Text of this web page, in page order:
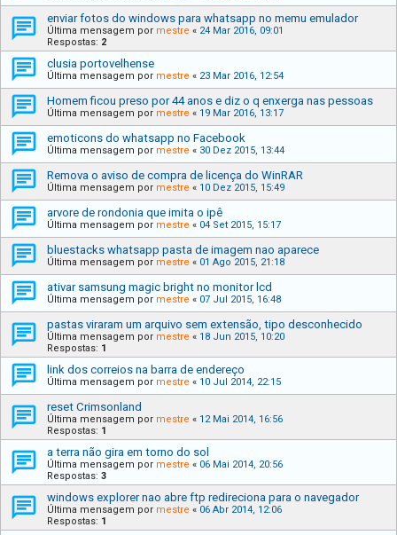
enviar fotos do windows para whatsapp no memu emulador
Última mensagem por mestre « 24 Mar 2016, 09:01
Respostas: 2
clusia portovelhense
Última mensagem por mestre « 23 Mar 2016, 12:54
Homem ficou preso por 44 anos e diz o q enxerga nas pessoas
Última mensagem por mestre « 19 Mar 2016, 13:17
emoticons do whatsapp no Facebook
Última mensagem por mestre « 30 Dez 2015, 13:44
Remova o aviso de compra de licença do WinRAR
Última mensagem por mestre « 10 Dez 2015, 15:49
arvore de rondonia que imita o ipê
Última mensagem por mestre « 04 Set 2015, 15:17
bluestacks whatsapp pasta de imagem nao aparece
Última mensagem por mestre « 01 Ago 2015, 21:18
ativar samsung magic bright no monitor lcd
Última mensagem por mestre « 07 Jul 2015, 16:48
pastas viraram um arquivo sem extensão, tipo desconhecido
Última mensagem por mestre « 18 Jun 2015, 10:20
Respostas: 1
link dos correios na barra de endereço
Última mensagem por mestre « 10 Jul 2014, 22:15
reset Crimsonland
Última mensagem por mestre « 12 Mai 2014, 16:56
Respostas: 1
a terra não gira em torno do sol
Última mensagem por mestre « 06 Mai 2014, 20:56
Respostas: 3
windows explorer nao abre ftp redireciona para o navegador
Última mensagem por mestre « 06 Abr 2014, 12:06
Respostas: 1